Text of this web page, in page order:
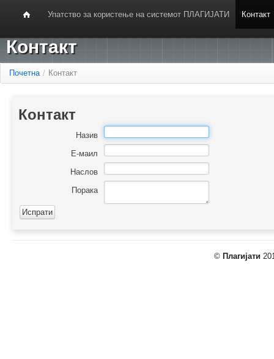
Упатство за користење на системот ПЛАГИЈАТИ Контакт
Контакт
Почетна / Контакт
Контакт
Назив
Е-маил
Наслов
Порака
© Плагијати